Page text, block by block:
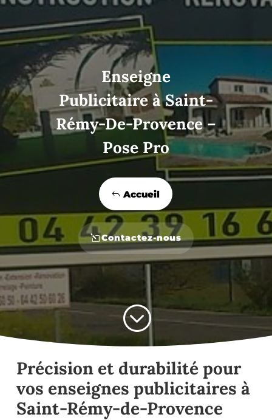
Enseigne
Publicitaire à Saint-
Rémy-De-Provence –
Pose Pro
Accueil
Contactez-nous
;
Précision et durabilité pour
vos enseignes publicitaires à
Saint-Rémy-de-Provence